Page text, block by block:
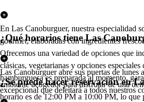
En Las Canoburguer, nuestra especialidad
gourmet, elaboradas con ingredientes
Ofrecemos una variedad de opciones que
clásicas, vegetarianas y opciones especiales
hamburguesa es preparada al momento,
excepcional que deleitará a todos nuestros
¿Qué horarios tiene Las
Las Canoburguer abre sus puertas de lunes
ambiente acogedor para disfrutar de una
horario es de 12:00 PM a 10:00 PM, lo que
¿Se puede hacer reservación en